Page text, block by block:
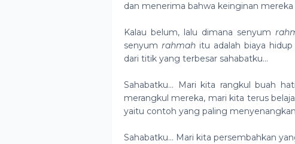
dan menerima bahwa keinginan
Kalau belum, lalu dimana senyum
senyum rahmah itu adalah biaya
dari titik yang terbesar sahabatku…
Sahabatku… Mari kita rangkul buah
merangkul mereka, mari kita terus
yaitu contoh yang paling
Sahabatku… Mari kita persembahkan